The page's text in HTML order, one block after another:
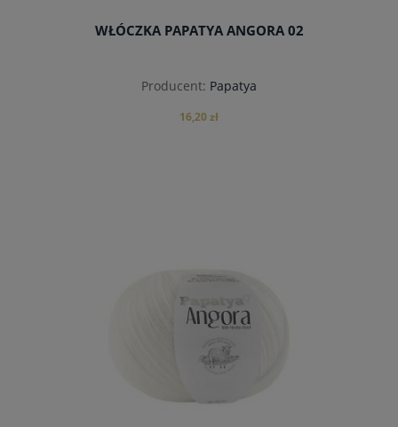
WŁÓCZKA PAPATYA ANGORA 02
Producent: Papatya
16,20 zł